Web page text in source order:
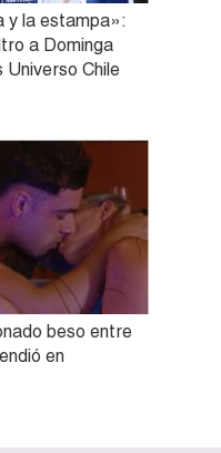
y la estampa»:
a Dominga
Chile
beso entre
en